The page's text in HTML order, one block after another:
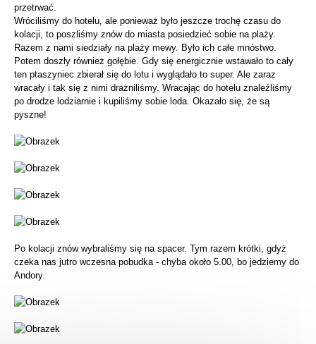
przetrwać.
Wróciliśmy do hotelu, ale ponieważ było jeszcze trochę czasu do
kolacji, to poszliśmy znów do miasta posiedzieć sobie na plaży.
Razem z nami siedziały na plaży mewy. Było ich całe mnóstwo.
Potem doszły również gołębie. Gdy się energicznie wstawało to cały
ten ptaszyniec zbierał się do lotu i wyglądało to super. Ale zaraz
wracały i tak się z nimi drażniliśmy. Wracając do hotelu znaleźliśmy
po drodze lodziarnie i kupiliśmy sobie loda. Okazało się, że są
pyszne!
Po kolacji znów wybraliśmy się na spacer. Tym razem krótki, gdyż
czeka nas jutro wczesna pobudka - chyba około 5.00, bo jedziemy do
Andory.